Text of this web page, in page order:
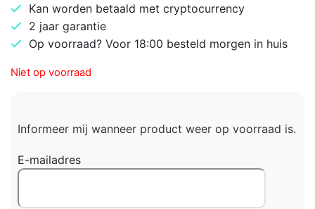
Kan worden betaald met cryptocurrency
2 jaar garantie
Op voorraad? Voor 18:00 besteld morgen in huis
Niet op voorraad
Informeer mij wanneer product weer op voorraad is.
E-mailadres